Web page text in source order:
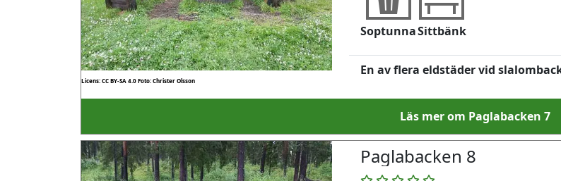
Licens: CC BY-SA 4.0Foto: Christer Olsson
SoptunnaSittbänk
En av flera eldstäder vid
Läs mer om Paglabacken 7
Paglabacken 8